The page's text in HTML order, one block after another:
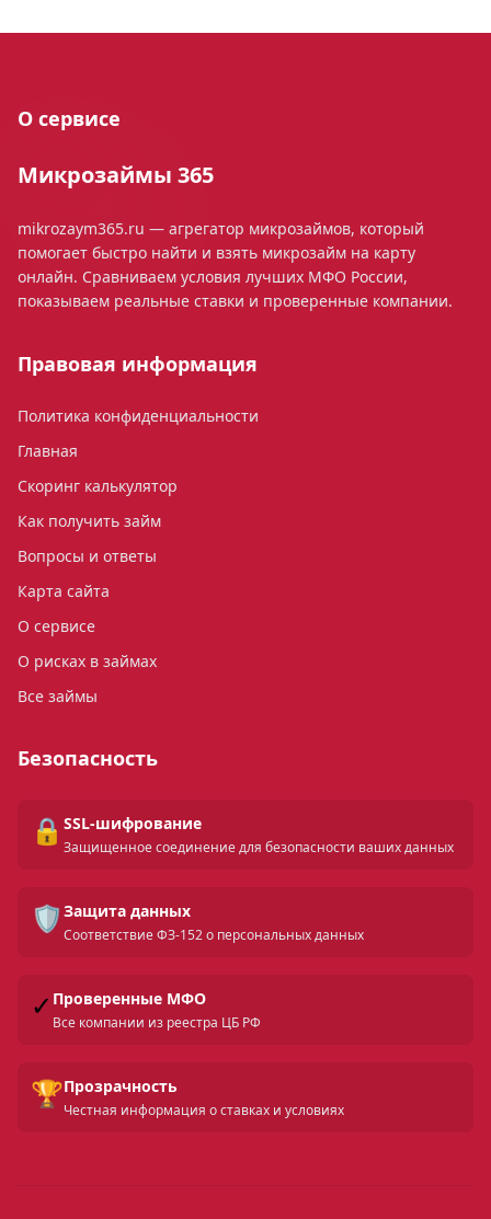
О сервисе
Микрозаймы 365
mikrozaym365.ru — агрегатор микрозаймов, который
помогает быстро найти и взять микрозайм на карту
онлайн. Сравниваем условия лучших МФО России,
показываем реальные ставки и проверенные компании.
Правовая информация
Политика конфиденциальности
Главная
Скоринг калькулятор
Как получить займ
Вопросы и ответы
Карта сайта
О сервисе
О рисках в займах
Все займы
Безопасность
🔒 SSL-шифрование
Защищенное соединение для безопасности ваших данных
🛡️ Защита данных
Соответствие ФЗ-152 о персональных данных
✓ Проверенные МФО
Все компании из реестра ЦБ РФ
🏆Прозрачность
Честная информация о ставках и условиях